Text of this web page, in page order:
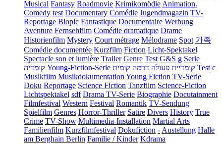
Musical Fantasy Roadmovie KrimikomödieAnimation.
Comedy test Documentary Comédie Jugendmagazin TV-
Reportage Biopic Fantastique Documentaire Werbung
Aventure Fernsehfilm Comédie dramatique Drame
Historienfilm Mystery Court métrage Mélodrame Spot 가족
Comédie documentée Kurzfilm Fiction Licht-Spektakel
Spectacle son et lumière Trailer Genre Test G&S g Serie
קומדיה Young-Fiction-Serie קומדיית פעולה דרמה קומית
Test c
Musikfilm MusikdokumentationYoung Fiction TV-Serie
Doku Reportage Science Fiction Tanzfilm Science-Fiction
Lichtspektakel sdf Drama TV-Serie Biographie Docutainment
Filmfestival Western Festival Romantik TV-Sendung
Spielfilm Genres Horror-Thriller Satire Divers History True
Crime TV-Show Multimedia-Installation Martial Arts
Familienfilm Kurzfilmfestival Dokufiction -Austellung Halle
am Berghain Berlin Familie / Kinder Kdrama